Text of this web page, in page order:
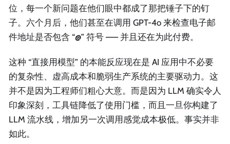
位，每一个新问题在他们眼中都成了那把锤子下的钉
子。六个月后，他们甚至在调用 GPT-4o 来检查电子邮
件地址是否包含 “@” 符号 —— 并且还在为此付费。
这种 “直接用模型” 的本能反应现在是 AI 应用中不必要
的复杂性、虚高成本和脆弱生产系统的主要驱动力。这
并不是因为工程师们粗心大意。而是因为 LLM 确实令人
印象深刻，工具链降低了使用门槛，而且一旦你构建了
LLM 流水线，增加另一次调用感觉成本极低。事实并非
如此。